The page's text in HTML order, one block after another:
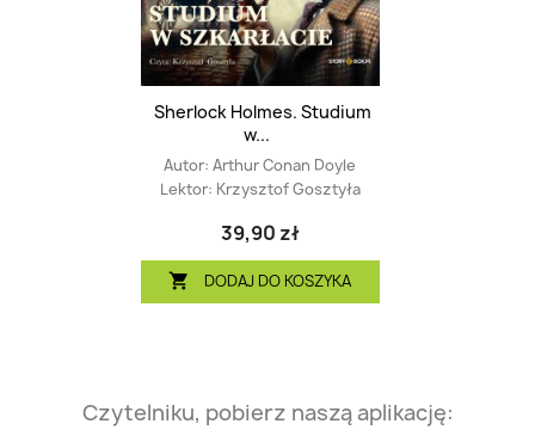
Sherlock Holmes. Studium
w...
Autor: Arthur Conan Doyle
Lektor: Krzysztof Gosztyła
39,90 zł
 DODAJ DO KOSZYKA
Czytelniku, pobierz naszą aplikację: